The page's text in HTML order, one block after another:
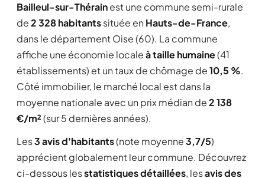
Bailleul-sur-Thérainest une commune semi-rurale
de2 328 habitantssituée en Hauts-de-France,
dans le département Oise (60). La commune
affiche une économie localeà taille humaine(41
établissements) et un taux de chômage de10,5 %.
Côté immobilier, le marché local est dans la
moyenne nationale avec un prix médian de2 138
€/m²(sur 5 dernières années).
Les3 avis d'habitants(note moyenne3,7/5)
apprécient globalement leur commune. Découvrez
ci-dessous lesstatistiques détaillées, lesavis des